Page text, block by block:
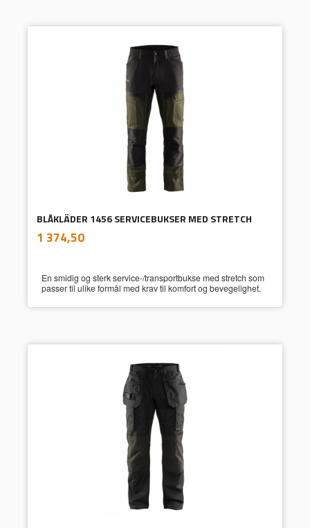
BLÅKLÄDER 1456 SERVICEBUKSER MED STRETCH
Pris
1 374,50mva.
En smidig og sterk service-/transportbukse med stretch som
passer til ulike formål med krav til komfort og bevegelighet.